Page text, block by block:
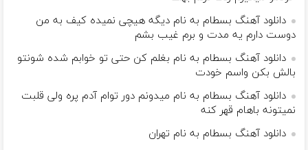
دانلود آهنگ بسطام به نام دیگه هیچی نمیده کیف به من
دوست دارم یه مدت و برم غیب بشم
دانلود آهنگ بسطام به نام بغلم کن حتی تو خوابم شده شونتو
بالش بکن واسم خودت
دانلود آهنگ بسطام به نام میدونم دور توام آدم پره ولی قلبت
نمیتونه باهام قهر کنه
دانلود آهنگ بسطام به نام تهران